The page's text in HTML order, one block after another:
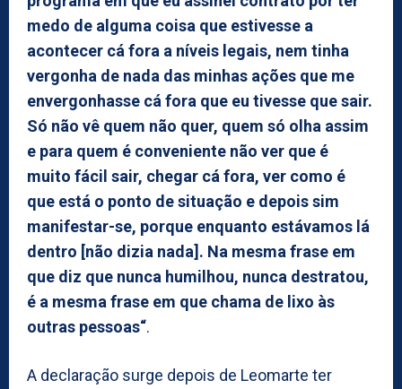
medo de alguma coisa que estivesse a
acontecer cá fora a níveis legais, nem tinha
vergonha de nada das minhas ações que me
envergonhasse cá fora que eu tivesse que sair.
Só não vê quem não quer, quem só olha assim
e para quem é conveniente não ver que é
muito fácil sair, chegar cá fora, ver como é
que está o ponto de situação e depois sim
manifestar-se, porque enquanto estávamos lá
dentro [não dizia nada]. Na mesma frase em
que diz que nunca humilhou, nunca destratou,
é a mesma frase em que chama de lixo às
outras pessoas“.
A declaração surge depois de Leomarte ter